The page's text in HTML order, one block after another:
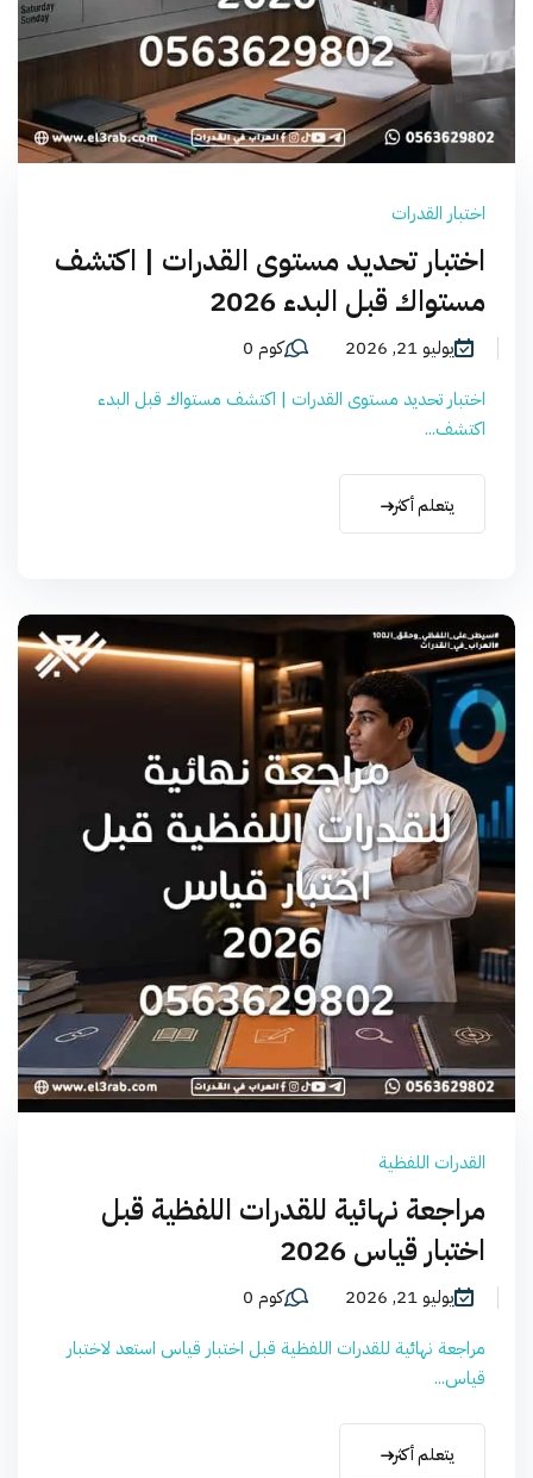
اختبار القدرات
اختبار تحديد مستوى القدرات | اكتشف
مستواك قبل البدء 2026
يوليو 21, 2026
كوم 0
اختبار تحديد مستوى القدرات | اكتشف مستواك قبل البدء
اكتشف...
يتعلم أكثر
القدرات اللفظية
مراجعة نهائية للقدرات اللفظية قبل
اختبار قياس 2026
يوليو 21, 2026
كوم 0
مراجعة نهائية للقدرات اللفظية قبل اختبار قياس استعد لاختبار
قياس...
يتعلم أكثر